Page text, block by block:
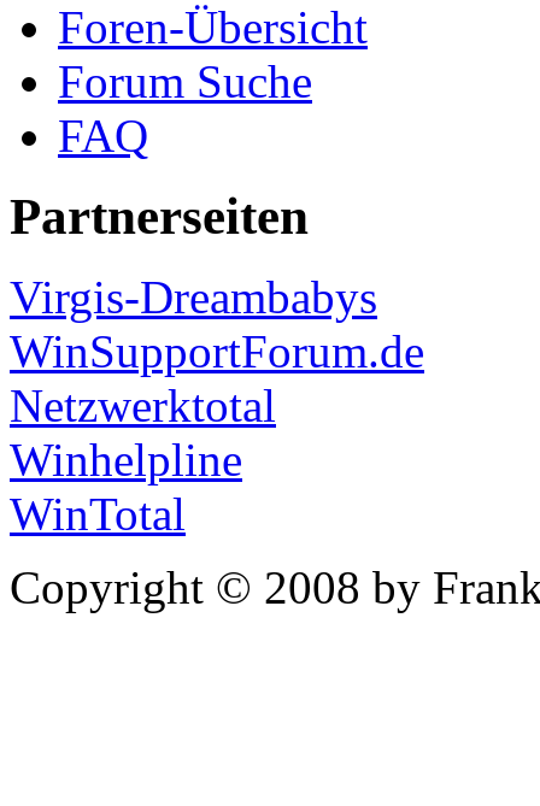
Foren-Übersicht
Forum Suche
FAQ
Partnerseiten
Virgis-Dreambabys
WinSupportForum.de
Netzwerktotal
Winhelpline
WinTotal
Copyright © 2008 by